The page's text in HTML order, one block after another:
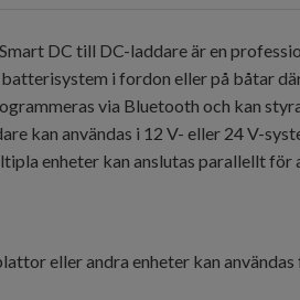
DC till DC-laddare är en
i fordon eller på båtar
via Bluetooth och kan
kan användas i 12 V- eller 24 V-
enheter kan anslutas parallellt
eller andra enheter kan